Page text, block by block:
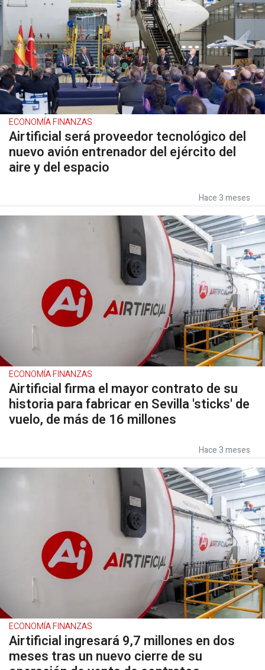
ECONOMÍA FINANZAS
Airtificial será proveedor tecnológico del
nuevo avión entrenador del ejército del
aire y del espacio
Hace 3 meses
ECONOMÍA FINANZAS
Airtificial firma el mayor contrato de su
historia para fabricar en Sevilla 'sticks' de
vuelo, de más de 16 millones
Hace 3 meses
ECONOMÍA FINANZAS
Airtificial ingresará 9,7 millones en dos
meses tras un nuevo cierre de su